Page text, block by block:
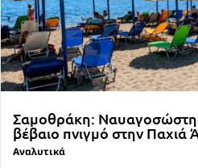
Σαμοθράκη:
βέβαιο πνιγμό στην Παχιά
Αναλυτικά